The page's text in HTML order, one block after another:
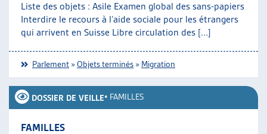
NOS PUBLICATIONS
ARTICLES
VEILLE
THÉMATIQUES
GUIDE SOCIAL ROMAND
AUTRES
Liste des objets : Asile Examen global des sans-papiers
Interdire le recours à l’aide sociale pour les étrangers
qui arrivent en Suisse Libre circulation des [...]
Parlement »Objets terminés » Migration
DOSSIER DE VEILLE• FAMILLES
FAMILLES